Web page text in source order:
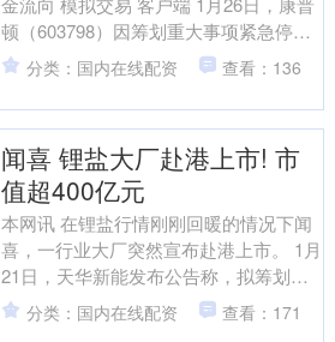
顿（603798）因筹划重大事项紧急停牌
一个交易日，晚间，康普顿便公告创盈
在线....
分类：国内在线配资 查看：136
闻喜 锂盐大厂赴港上市! 市
值超400亿元
本网讯 在锂盐行情刚刚回暖的情况下闻
喜，一行业大厂突然宣布赴港上市。 1月
21日，天华新能发布公告称，拟筹划在
港交所发行H股并上市。根据公告披露，
本次赴港上市核....
分类：国内在线配资 查看：171